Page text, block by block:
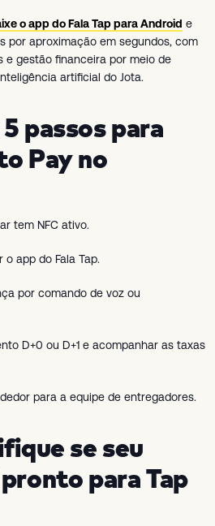
o app do Fala Tap para Android e
por aproximação em segundos, com
e gestão financeira por meio de
artificial do Jota.
passos para
Pay no
tem NFC ativo.
app do Fala Tap.
por comando de voz ou
D+0 ou D+1 e acompanhar as taxas
para a equipe de entregadores.
se seu
para Tap